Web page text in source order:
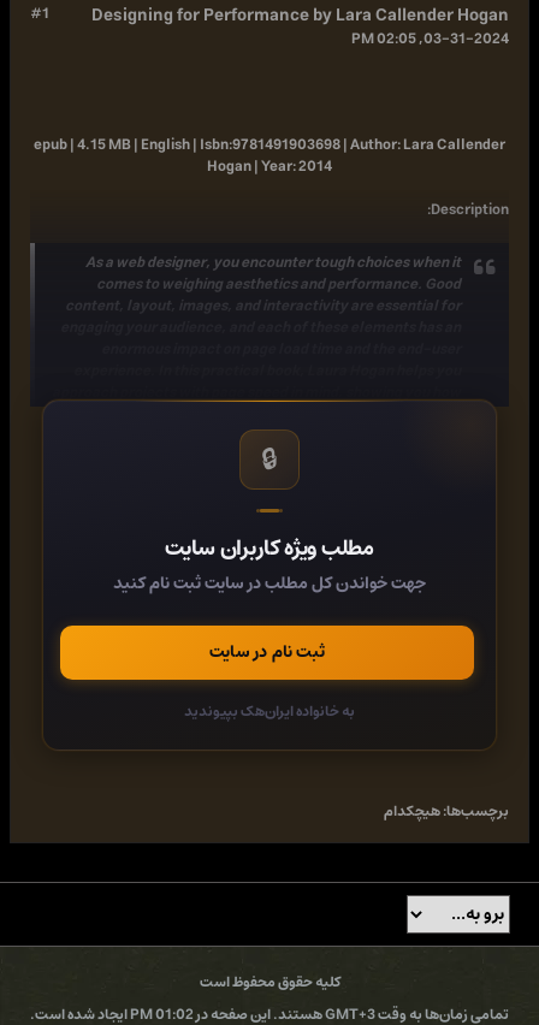
#1 Designing for Performance by Lara Callender Hogan
03-31-2024, 02:05 PM
epub | 4.15 MB | English |Isbn:9781491903698 |Author:Lara Callender
Hogan |Year:2014
Description
:
As a web designer, you encounter tough choices when it
comes to weighing aesthetics and performance. Good
content, layout, images, and interactivity are essential for
To get started, all you need are basic HTML and CSS skills and
Topics include:[*]The impact of page load time on your site,
loading images[*]How to clean up HTML and CSS, and
optimize web fonts[*]Mobile-first design with performance
goals by breakpoint[*]Using tools to measure performance as
performance culture
https://fikper.com/mQoxPrLkwf/
کد:
https://www.uploadcloud.pro/tkb0w034bv28
🔒
مطلب ویژه کاربران سایت
جهت خواندن کل مطلب در سایت ثبت نام کنید
ثبت نام در سایت
به خانواده ایران‌هک بپیوندید
برچسب‌ها:هیچکدام
کلیه حقوق محفوظ است
تمامی زمان‌ها به وقت GMT+3 هستند. این صفحه در 01:02 PM ایجاد شده است.